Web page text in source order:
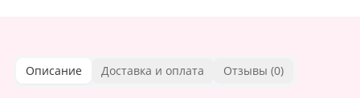
Описание Доставка и оплата Отзывы (0)